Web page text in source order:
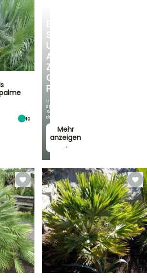
SIE
UNSERE
AUSWAHL
ZU
GÜNSTIGEN
PREISEN
Und
sparen
Sie
dabei!
Mehr
anzeigen
→
19